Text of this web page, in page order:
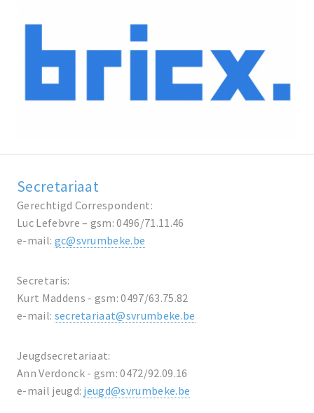
Secretariaat
Gerechtigd Correspondent:
Luc Lefebvre – gsm: 0496/71.11.46
e-mail: gc@svrumbeke.be
Secretaris:
Kurt Maddens - gsm: 0497/63.75.82
e-mail: secretariaat@svrumbeke.be
Jeugdsecretariaat:
Ann Verdonck - gsm: 0472/92.09.16
e-mail jeugd: jeugd@svrumbeke.be